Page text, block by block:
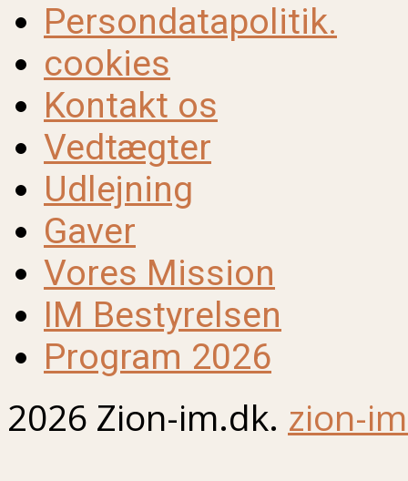
Persondatapolitik.
cookies
Kontakt os
Vedtægter
Udlejning
Gaver
Vores Mission
IM Bestyrelsen
Program 2026
2026 Zion-im.dk. zion-